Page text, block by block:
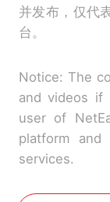
并发布，仅代
台。
Notice: The
and videos if
user of
platform and
services.